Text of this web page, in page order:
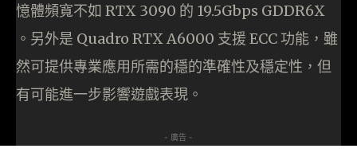
憶體頻寬不如 RTX 3090 的 19.5Gbps GDDR6X
。另外是 Quadro RTX A6000 支援 ECC 功能，雖
然可提供專業應用所需的穩的準確性及穩定性，但
有可能進一步影響遊戲表現。
- 廣告 -